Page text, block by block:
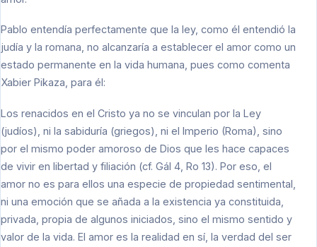
Pablo entendía perfectamente que la ley, como él entendió la
judía y la romana, no alcanzaría a establecer el amor como un
estado permanente en la vida humana, pues como comenta
Xabier Pikaza, para él:
Los renacidos en el Cristo ya no se vinculan por la Ley
(judíos), ni la sabiduría (griegos), ni el Imperio (Roma), sino
por el mismo poder amoroso de Dios que les hace capaces
de vivir en libertad y filiación (cf. Gál 4, Ro 13). Por eso, el
amor no es para ellos una especie de propiedad sentimental,
ni una emoción que se añada a la existencia ya constituida,
privada, propia de algunos iniciados, sino el mismo sentido y
valor de la vida. El amor es la realidad en sí, la verdad del ser